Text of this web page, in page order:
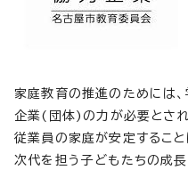
家庭教育の推進のためには、
企業(団体)の力が必要とされ
従業員の家庭が安定すること
次代を担う子どもたちの成